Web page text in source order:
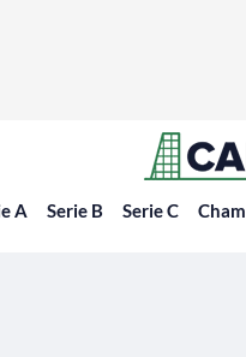
A Serie B Serie C